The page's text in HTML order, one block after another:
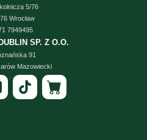
5/76
Wrocław
7949495
SP. Z O.O.
91
Mazowiecki